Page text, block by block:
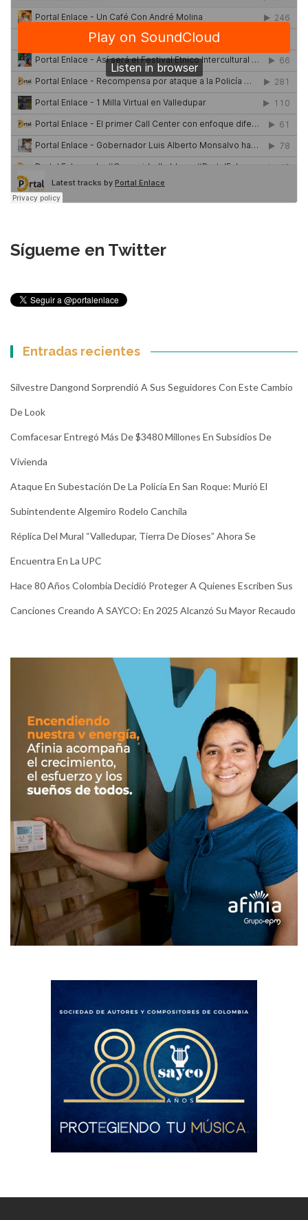
Sígueme en Twitter
Entradas recientes
Silvestre Dangond Sorprendió A Sus Seguidores Con Este Cambio
De Look
Comfacesar Entregó Más De $3480 Millones En Subsidios De
Vivienda
Ataque En Subestación De La Policía En San Roque: Murió El
Subintendente Algemiro Rodelo Canchila
Réplica Del Mural “Valledupar, Tierra De Dioses” Ahora Se
Encuentra En La UPC
Hace 80 Años Colombia Decidió Proteger A Quienes Escriben Sus
Canciones Creando A SAYCO: En 2025 Alcanzó Su Mayor Recaudo